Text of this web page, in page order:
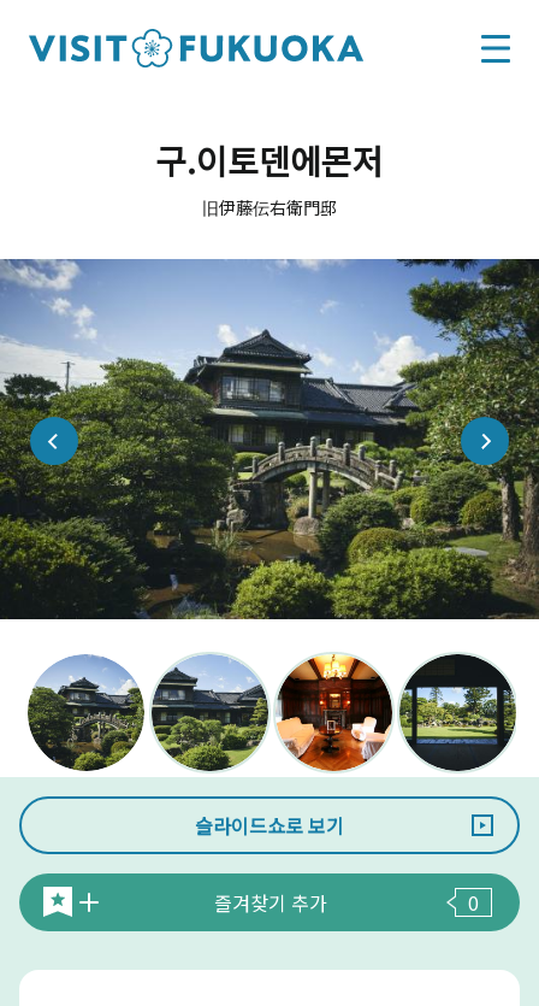
구.이토덴에몬저
旧伊藤伝右衛門邸
슬라이드쇼로 보기
즐겨찾기 추가 0